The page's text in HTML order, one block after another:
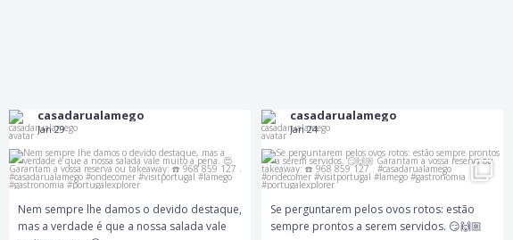
casadarualamego
Jan 29
pena. 😍
☎️ 968 859 127
.
#casadarualamego #ondecomer #visitportugal
Nem sempre lhe damos o devido destaque,
mas a verdade é que a nossa salada vale
casadarualamego
Jan 24
Garantam a vossa reserva ou takeaway:
☎️ 968 859 127
.
#casadarualamego #ondecomer #visitportugal
#lamego #gastronomia #portugalexplorer
Se perguntarem pelos ovos rotos: estão
sempre prontos a serem servidos. 😏🙌🏼